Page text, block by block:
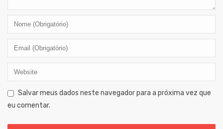
Salvar meus dados neste navegador para a próxima vez que
eu comentar.